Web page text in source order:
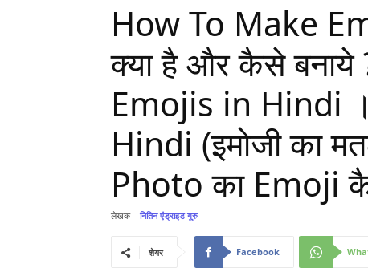
How To Make
क्या है और कैसे
Emojis in Hindi
Hindi (इमोजी का
Photo का Emoji
लेखक - नितिन एंड्राइड गुरु -
शेयर Facebook